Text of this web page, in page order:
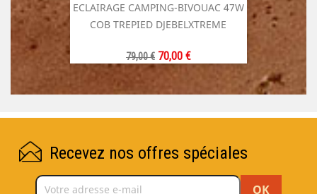
ECLAIRAGE CAMPING-BIVOUAC 47W
COB TREPIED DJEBELXTREME
Prix
de
base
79,00 € Prix
70,00 €
Recevez nos offres spéciales